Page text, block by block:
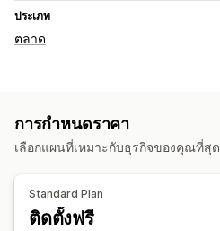
ประเภท
ตลาด
ซิงค์คำสั่งซื้อ
การอัปโหลดจำนวนมาก
การวิเคราะห์การทำรายการสินค้า
การอนุมัติคำสั่งซื้อ
การกำหนดราคา
เลือกแผนที่เหมาะกับธุรกิจของคุณที่สุด
Standard Plan
ติดตั้งฟรี